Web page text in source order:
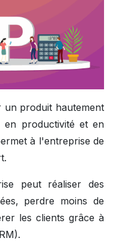
un produit hautement
en productivité et en
à l'entreprise de
peut réaliser des
perdre moins de
les clients grâce à